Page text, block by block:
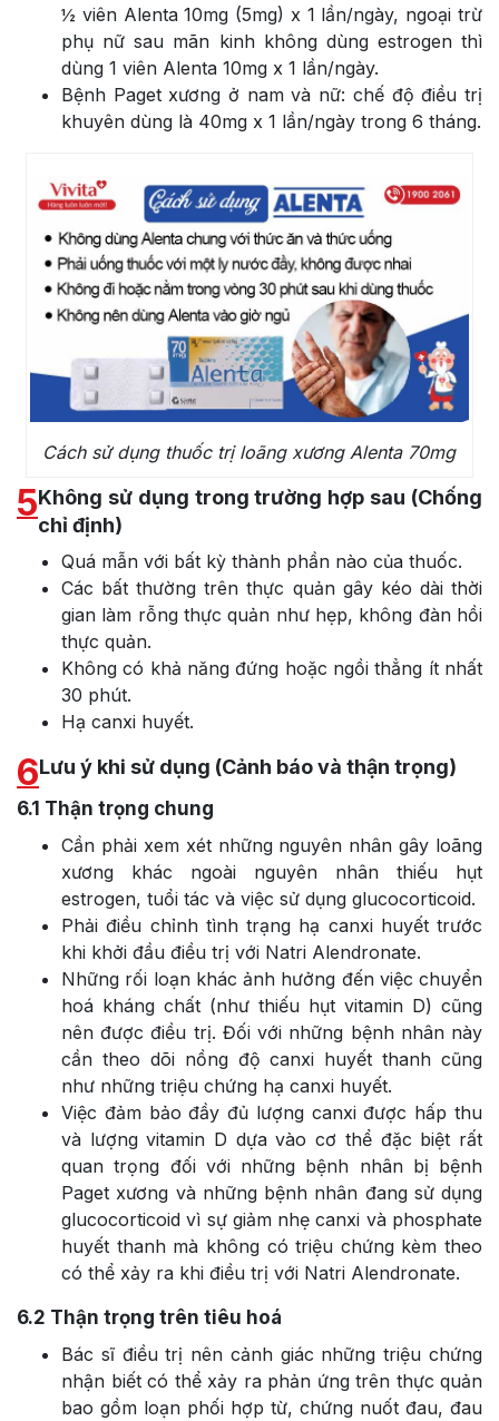
½ viên Alenta 10mg (5mg) x 1 lần/ngày, ngoại trừ
phụ nữ sau mãn kinh không dùng estrogen thì
dùng 1 viên Alenta 10mg x 1 lần/ngày.
Bệnh Paget xương ở nam và nữ: chế độ điều trị
khuyên dùng là 40mg x 1 lần/ngày trong 6 tháng.
Cách sử dụng thuốc trị loãng xương Alenta 70mg
5Không sử dụng trong trường hợp sau (Chống
chỉ định)
Quá mẫn với bất kỳ thành phần nào của thuốc.
Các bất thường trên thực quản gây kéo dài thời
gian làm rỗng thực quản như hẹp, không đàn hồi
thực quản.
Không có khả năng đứng hoặc ngồi thẳng ít nhất
30 phút.
Hạ canxi huyết.
6Lưu ý khi sử dụng (Cảnh báo và thận trọng)
6.1 Thận trọng chung
Cần phải xem xét những nguyên nhân gây loãng
xương khác ngoài nguyên nhân thiếu hụt
estrogen, tuổi tác và việc sử dụng glucocorticoid.
Phải điều chỉnh tình trạng hạ canxi huyết trước
khi khởi đầu điều trị với Natri Alendronate.
Những rối loạn khác ảnh hưởng đến việc chuyển
hoá kháng chất (như thiếu hụt vitamin D) cũng
nên được điều trị. Đối với những bệnh nhân này
cần theo dõi nồng độ canxi huyết thanh cũng
như những triệu chứng hạ canxi huyết.
Việc đảm bảo đầy đủ lượng canxi được hấp thu
và lượng vitamin D dựa vào cơ thể đặc biệt rất
quan trọng đối với những bệnh nhân bị bệnh
Paget xương và những bệnh nhân đang sử dụng
glucocorticoid vì sự giảm nhẹ canxi và phosphate
huyết thanh mà không có triệu chứng kèm theo
có thể xảy ra khi điều trị với Natri Alendronate.
6.2 Thận trọng trên tiêu hoá
Bác sĩ điều trị nên cảnh giác những triệu chứng
nhận biết có thể xảy ra phản ứng trên thực quản
bao gồm loạn phối hợp từ, chứng nuốt đau, đau